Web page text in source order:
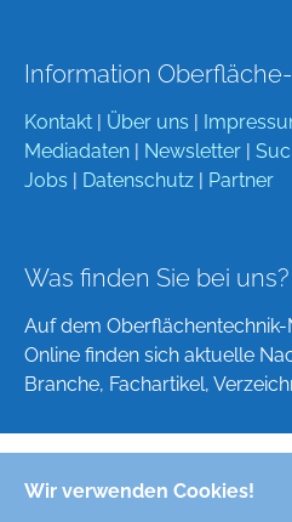
Wir verwenden Cookies!
Information
Kontakt Über uns
Mediadaten
Newsletter
Jobs
Datenschutz Partner
Was finden Sie bei uns?
Auf dem
Online finden sich aktuelle
Branche, Fachartikel,
Deutsch